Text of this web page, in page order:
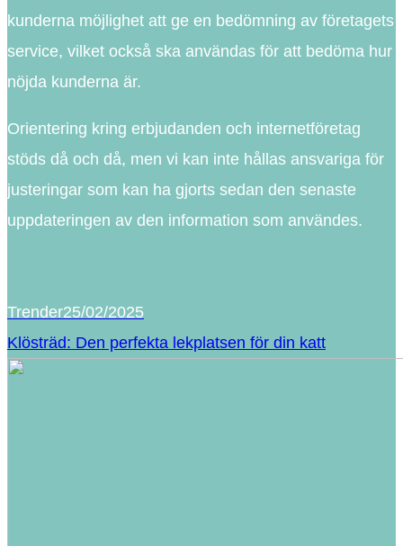
kunderna möjlighet att ge en bedömning av företagets
service, vilket också ska användas för att bedöma hur
nöjda kunderna är.
Orientering kring erbjudanden och internetföretag
stöds då och då, men vi kan inte hållas ansvariga för
justeringar som kan ha gjorts sedan den senaste
uppdateringen av den information som användes.
Trender25/02/2025
Klösträd: Den perfekta lekplatsen för din katt